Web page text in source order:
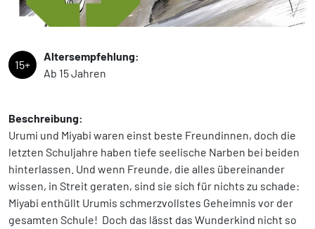
15+
Altersempfehlung:
Ab 15 Jahren
Beschreibung:
Urumi und Miyabi waren einst beste Freundinnen, doch die
letzten Schuljahre haben tiefe seelische Narben bei beiden
hinterlassen. Und wenn Freunde, die alles übereinander
wissen, in Streit geraten, sind sie sich für nichts zu schade:
Miyabi enthüllt Urumis schmerzvollstes Geheimnis vor der
gesamten Schule! Doch das lässt das Wunderkind nicht so